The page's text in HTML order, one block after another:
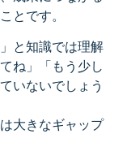
とです。
と知識では理解
ね」「もう少し
いないでしょう
大きなギャップ